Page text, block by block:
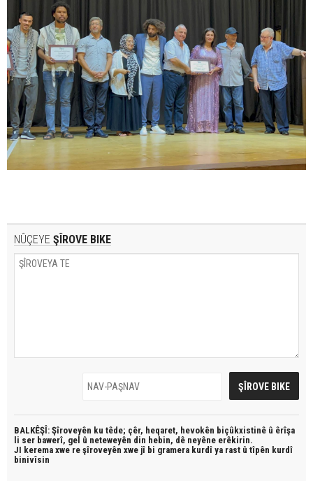
NÛÇEYE ŞÎROVE BIKE
BALKÊŞÎ: Şîroveyên ku têde; çêr, heqaret, hevokên biçûkxistinê û êrîşa
li ser bawerî, gel û neteweyên din hebin, dê neyêne erêkirin.
JI kerema xwe re şîroveyên xwe jî bi gramera kurdî ya rast û tîpên kurdî
binivîsin